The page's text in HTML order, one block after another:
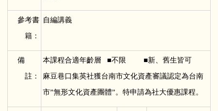
參考書
籍：
自編講義
備
註：
本課程合適年齡層 ■不限 ■新、舊生皆可
麻豆巷口集英社獲台南市文化資產審議認定為台南
市”無形文化資產團體”。特申請為社大優惠課程。